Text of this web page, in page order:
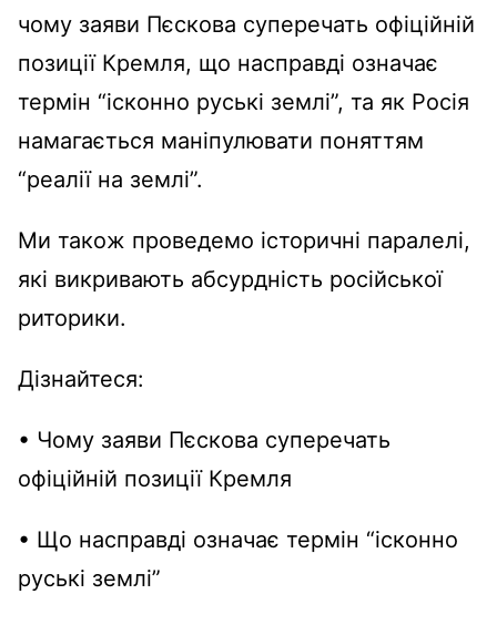
чому заяви Пєскова суперечать офіційній
позиції Кремля, що насправді означає
термін “ісконно руські землі”, та як Росія
намагається маніпулювати поняттям
“реалії на землі”.
Ми також проведемо історичні паралелі,
які викривають абсурдність російської
риторики.
Дізнайтеся:
• Чому заяви Пєскова суперечать
офіційній позиції Кремля
• Що насправді означає термін “ісконно
руські землі”